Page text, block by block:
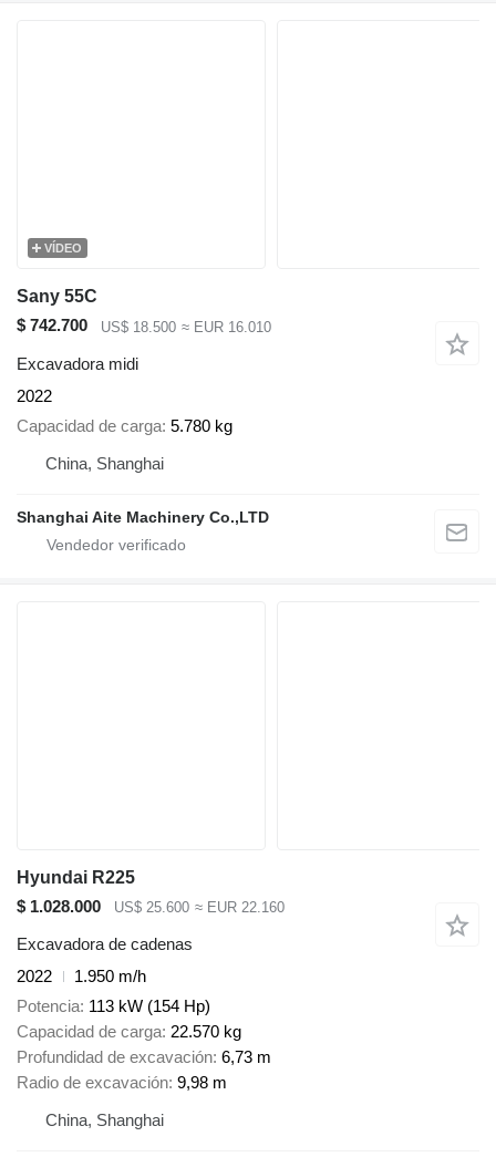
VÍDEO
Sany 55C
$ 742.700
US$ 18.500 ≈ EUR 16.010
Excavadora midi
2022
Capacidad de carga 5.780 kg
China, Shanghai
Shanghai Aite Machinery Co.,LTD
Hyundai R225
$ 1.028.000
US$ 25.600 ≈ EUR 22.160
Excavadora de cadenas
2022
1.950 m/h
Potencia 113 kW (154 Hp)
Capacidad de carga 22.570 kg
Profundidad de excavación 6,73 m
Radio de excavación 9,98 m
China, Shanghai